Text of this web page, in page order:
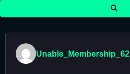
Unable_Membership_62